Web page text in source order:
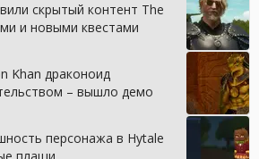
скрытый контент The
и новыми квестами
Khan драконоид
– вышло демо
персонажа в Hytale